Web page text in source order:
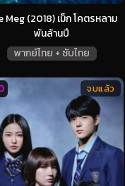
Meg (2018) เม็ก โคตรหลาม
พันล้านปี
พากย์ไทย + ซับไทย
จบแล้ว